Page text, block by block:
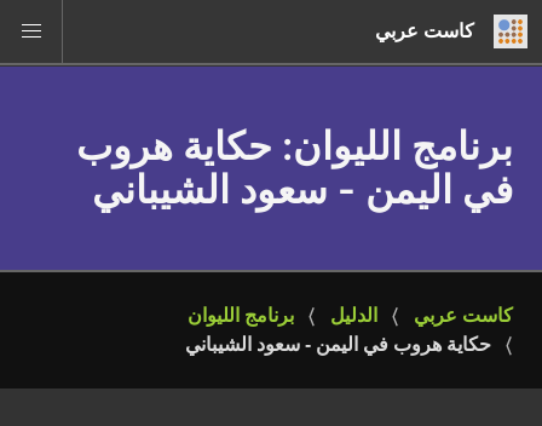
كاست عربي
برنامج الليوان: حكاية هروب
في اليمن - سعود الشيباني
كاست عربي الدليل
برنامج الليوان
حكاية هروب في اليمن - سعود الشيباني